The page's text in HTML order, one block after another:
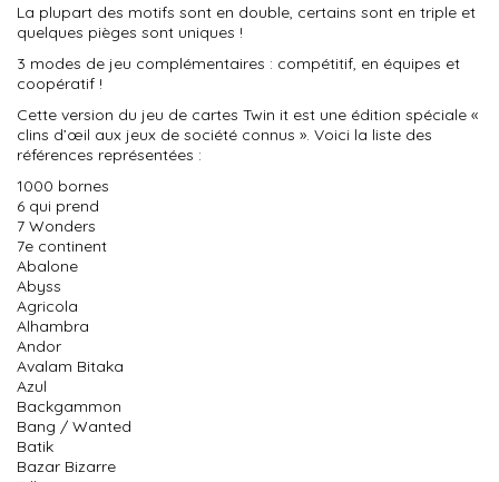
La plupart des motifs sont en double, certains sont en triple et
quelques pièges sont uniques !
3 modes de jeu complémentaires : compétitif, en équipes et
coopératif !
Cette version du jeu de cartes Twin it est une édition spéciale «
clins d’œil aux jeux de société connus ». Voici la liste des
références représentées :
1000 bornes
6 qui prend
7 Wonders
7e continent
Abalone
Abyss
Agricola
Alhambra
Andor
Avalam Bitaka
Azul
Backgammon
Bang / Wanted
Batik
Bazar Bizarre